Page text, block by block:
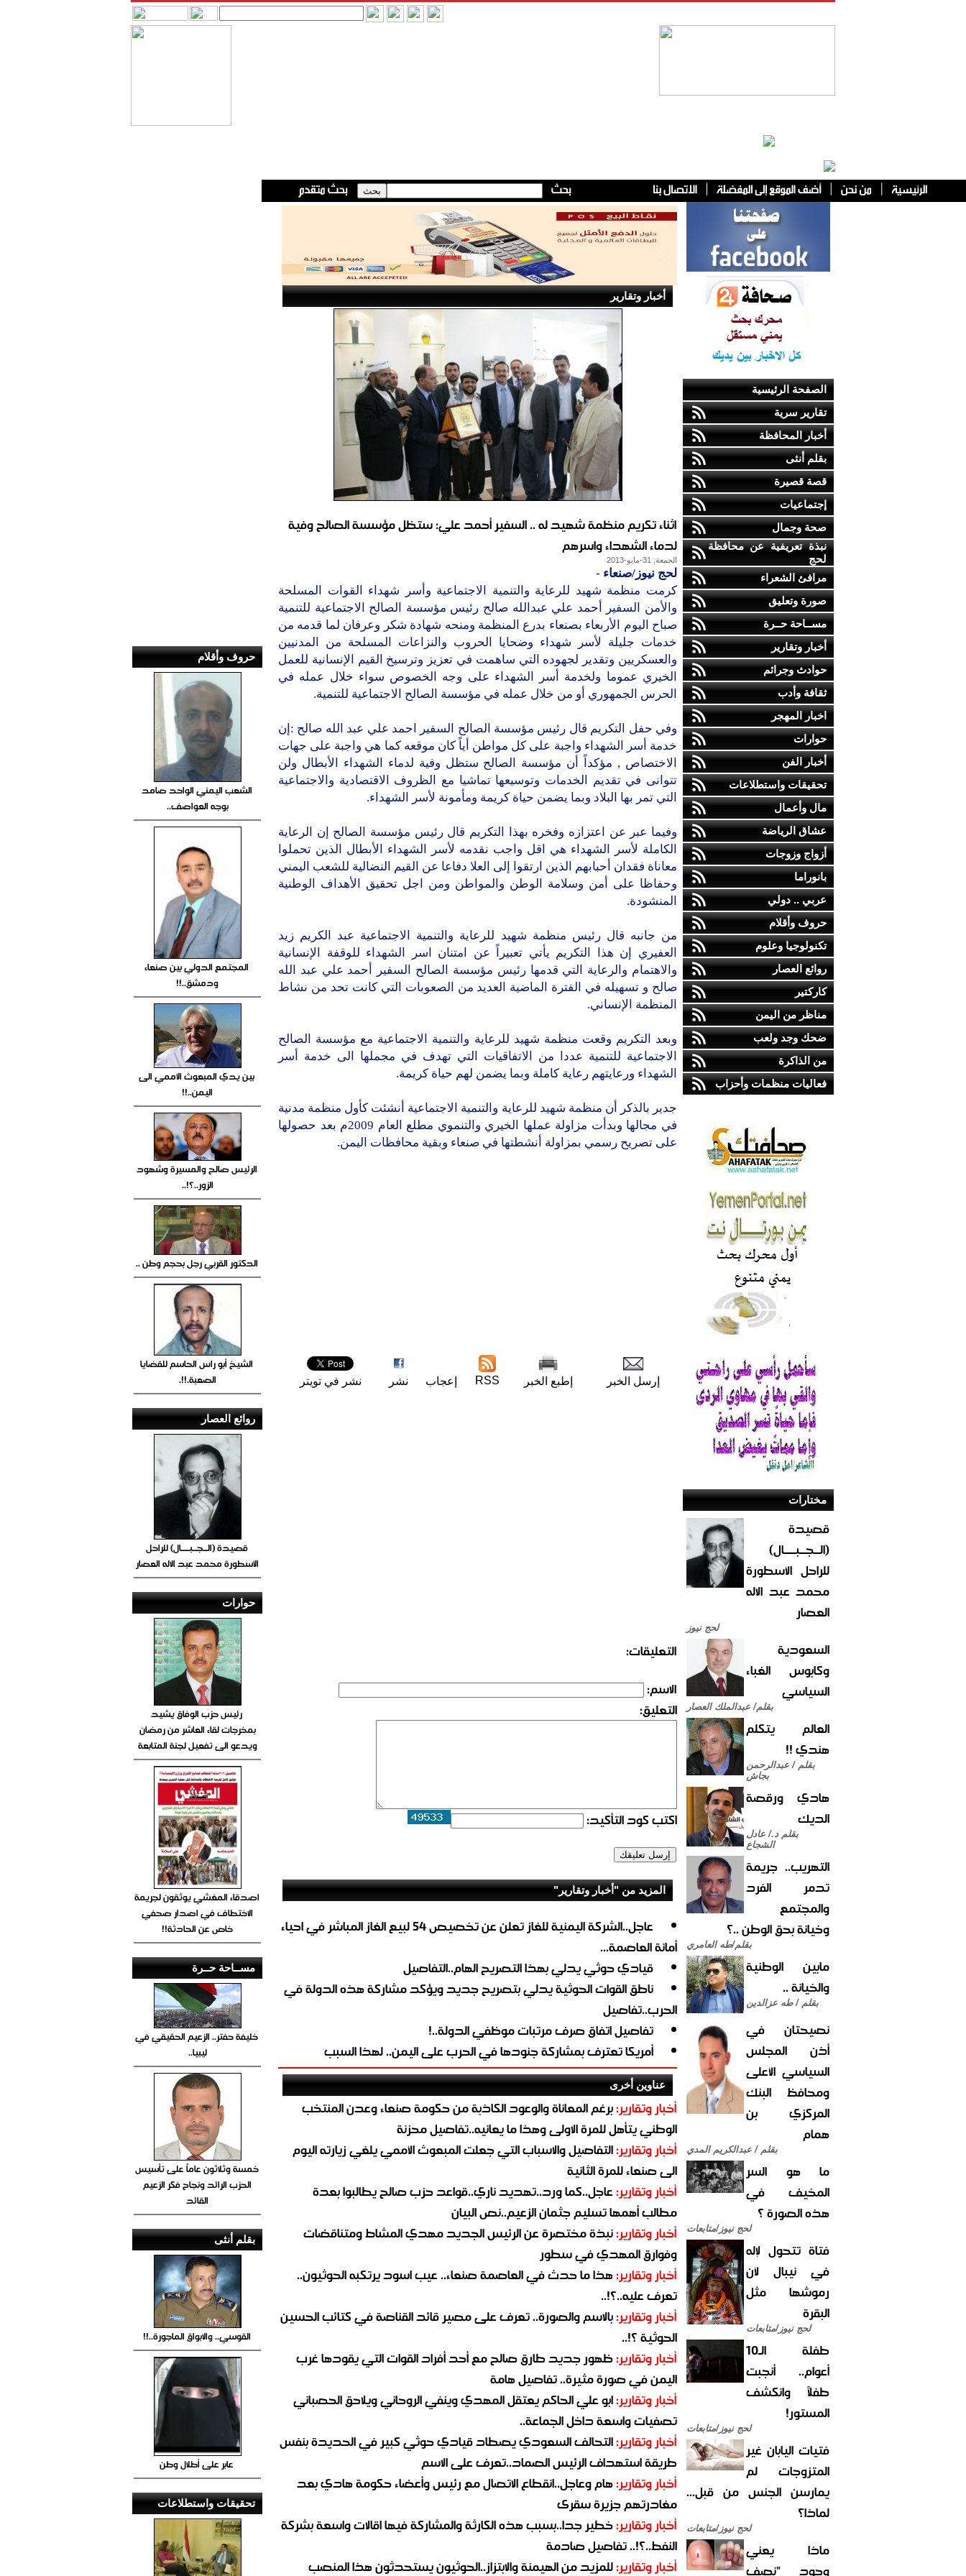
الصفحة الرئيسية
تقارير سرية
أخبار المحافظة
بقلم أنثى
قصة قصيرة
إجتماعيات
صحة وجمال
نبذة تعريفية عن محافظة
لحج
مرافئ الشعراء
صورة وتعليق
مســاحة حــرة
أخبار وتقارير
حوادث وجرائم
ثقافة وأدب
اخبار المهجر
حوارات
أخبار الفن
تحقيقات واستطلاعات
مال وأعمال
عشاق الرياضة
أزواج وزوجات
بانوراما
عربي .. دولي
حروف وأقلام
تكنولوجيا وعلوم
روائع العصار
كاركتير
مناظر من اليمن
ضحك وجد ولعب
من الذاكرة
فعاليات منظمات وأحزاب
مختارات
قصيدة
(الــجــبــــال)
للراحل الأسطورة
محمد عبد الاله
العصار
لحج نيوز
السعودية
وكابوس الغباء
السياسي
بقلم/ عبدالملك العصار
العالم يتكلم
هندي !!
بقلم / عبدالرحمن
بجاش
هادي ورقصة
الديك
بقلم د./ عادل
الشجاع
التهريب.. جريمة
تدمر الفرد
والمجتمع
وخيانة بحق الوطن ..؟
بقلم/طه العامري
مابين الوطنية
والخيانة ..
بقلم / طه عزالدين
نصيحتان في
أذن المجلس
السياسي الأعلى
ومحافظ البنك
المركزي بن
همام
بقلم / عبدالكريم المدي
ما هو السر
المخيف في
هذه الصورة ؟
لحج نيوز/متابعات
فتاة تتحول لإله
في نيبال لأن
رموشها مثل
البقرة
لحج نيوز/متابعات
طفلة الـ10
أعوام.. أنجبت
طفلاً وانكشف
المستور!
لحج نيوز/متابعات
فتيات اليابان غير
المتزوجات لم
يمارسن الجنس من قبل...
لماذا؟
لحج نيوز/متابعات
ماذا يعني
وجود "نصف
أخبار وتقارير
اثناء تكريم منظمة شهيد له .. السفير أحمد علي: ستظل مؤسسة الصالح وفية
لدماء الشهداء واسرهم
الجمعة, 31-مايو-2013
لحج نيوز/صنعاء -
كرمت منظمة شهيد للرعاية والتنمية الاجتماعية وأسر شهداء القوات المسلحة
والأمن السفير أحمد علي عبدالله صالح رئيس مؤسسة الصالح الاجتماعية للتنمية
صباح اليوم الأربعاء بصنعاء بدرع المنظمة ومنحه شهادة شكر وعرفان لما قدمه من
خدمات جليلة لأسر شهداء وضحايا الحروب والنزاعات المسلحة من المدنيين
والعسكريين وتقدير لجهوده التي ساهمت في تعزيز وترسيخ القيم الإنسانية للعمل
الخيري عموما ولخدمة أسر الشهداء على وجه الخصوص سواء خلال عمله في
الحرس الجمهوري أو من خلال عمله في مؤسسة الصالح الاجتماعية للتنمية.
وفي حفل التكريم قال رئيس مؤسسة الصالح السفير احمد علي عبد الله صالح :إن
خدمة أسر الشهداء واجبة على كل مواطن أياً كان موقعه كما هي واجبة على جهات
الاختصاص , مؤكداً أن مؤسسة الصالح ستظل وفية لدماء الشهداء الأبطال ولن
تتوانى في تقديم الخدمات وتوسيعها تماشيا مع الظروف الاقتصادية والاجتماعية
التي تمر بها البلاد وبما يضمن حياة كريمة ومأمونة لأسر الشهداء.
وفيما عبر عن اعتزازه وفخره بهذا التكريم قال رئيس مؤسسة الصالح إن الرعاية
الكاملة لأسر الشهداء هي اقل واجب نقدمه لأسر الشهداء الأبطال الذين تحملوا
معاناة فقدان أحبابهم الذين ارتقوا إلى العلا دفاعا عن القيم النضالية للشعب اليمني
وحفاظا على أمن وسلامة الوطن والمواطن ومن اجل تحقيق الأهداف الوطنية
المنشودة.
من جانبه قال رئيس منظمة شهيد للرعاية والتنمية الاجتماعية عبد الكريم زيد
العفيري إن هذا التكريم يأتي تعبيراً عن امتنان اسر الشهداء للوقفة الإنسانية
والاهتمام والرعاية التي قدمها رئيس مؤسسة الصالح السفير أحمد علي عبد الله
صالح و تسهيله في الفترة الماضية العديد من الصعوبات التي كانت تحد من نشاط
المنظمة الإنساني.
وبعد التكريم وقعت منظمة شهيد للرعاية والتنمية الاجتماعية مع مؤسسة الصالح
الاجتماعية للتنمية عددا من الاتفاقيات التي تهدف في مجملها الى خدمة أسر
الشهداء ورعايتهم رعاية كاملة وبما يضمن لهم حياة كريمة.
جدير بالذكر أن منظمة شهيد للرعاية والتنمية الاجتماعية أنشئت كأول منظمة مدنية
في مجالها وبدأت مزاولة عملها الخيري والتنموي مطلع العام 2009م بعد حصولها
على تصريح رسمي بمزاولة أنشطتها في صنعاء وبقية محافظات اليمن.
إرسل الخبر إطبع الخبر RSS إعجاب نشر نشر في تويتر
التعليقات:
الاسم:
التعليق:
اكتب كود التأكيد:
المزيد من "أخبار وتقارير"
عاجل..الشركة اليمنية للغاز تعلن عن تخصيص 54 لبيع الغاز المباشر في احياء
أمانة العاصمة...
قيادي حوثي يدلي بهذا التصريح الهام..التفاصيل
ناطق القوات الحوثية يدلي بتصريح جديد ويؤكد مشاركة هذه الدولة في
الحرب..تفاصيل
تفاصيل اتفاق صرف مرتبات موظفي الدولة..!
أمريكا تعترف بمشاركة جنودها في الحرب على اليمن.. لهذا السبب
عناوين أخرى
أخبار وتقارير:برغم المعاناة والوعود الكاذبة من حكومة صنعاء وعدن المنتخب
الوطني يتأهل للمرة الاولى وهذا ما يعانيه..تفاصيل محزنة
أخبار وتقارير:التفاصيل والاسباب التي جعلت المبعوث الأممي يلغي زيارته اليوم
الى صنعاء للمرة الثانية
أخبار وتقارير:عاجل..كما ورد..تهديد ناري..قواعد حزب صالح يطالبوا بعدة
مطالب أهمها تسليم جثمان الزعيم..نص البيان
أخبار وتقارير:نبذة مختصرة عن الرئيس الجديد مهدي المشاط ومتناقضات
وفوارق المهدي في سطور
أخبار وتقارير:هذا ما حدث في العاصمة صنعاء.. عيب اسود يرتكبه الحوثيون..
تعرف عليه..؟!..
أخبار وتقارير:بالاسم والصورة.. تعرف على مصير قائد القناصة في كتائب الحسين
الحوثية ؟!..
أخبار وتقارير:ظهور جديد طارق صالح مع أحد أفراد القوات التي يقودها غرب
اليمن في صورة مثيرة.. تفاصيل هامة
أخبار وتقارير:ابو علي الحاكم يعتقل المهدي وينفي الروحاني ويلاحق الحصباني
تصفيات واسعة داخل الجماعة..
أخبار وتقارير:التحالف السعودي يصطاد قيادي حوثي كبير في الحديدة بنفس
طريقة استهداف الرئيس الصماد..تعرف على الاسم
أخبار وتقارير:هام وعاجل..انقطاع الاتصال مع رئيس وأعضاء حكومة هادي بعد
مغادرتهم جزيرة سقرى
أخبار وتقارير:خطير جدا..بسبب هذه الكارثة والمشاركة فيها اقالات واسعة بشركة
النفط..؟!.. تفاصيل صادمة
أخبار وتقارير:للمزيد من الهيمنة والابتزاز..الحوثيون يستحدثون هذا المنصب
حروف وأقلام
الشعب اليمني الواحد صامد
بوجه العواصف..
المجتمع الدولي بين صنعاء
ودمشق..!!
بين يدي المبعوث الأممي الى
اليمن..!!
الرئيس صالح والمسيرة وشهود
الزور..؟!..
الدكتور القربي رجل بحجم وطن ..
الشيخ أبو راس الحاسم للقضايا
الصعبة.!!.
روائع العصار
قصيدة (الــجــبــــال) للراحل
الأسطورة محمد عبد الاله العصار
حوارات
رئيس حزب الوفاق يشيد
بمخرجات لقاء العاشر من رمضان
ويدعو الى تفعيل لجنة المتابعة
اصدقاء المغشي يوثقون لجريمة
الاختطاف في اصدار صحفي
خاص عن الحادثة!!
مســاحة حــرة
خليفة حفتر.. الزعيم الحقيقي في
ليبيا..
خمسة وثلاثون عاماً على تأسيس
الحزب الرائد ونجاح فكر الزعيم
القائد
بقلم أنثى
القوسي.. والابواق الماجورة..!!
عابر على أطلال وطن
تحقيقات واستطلاعات